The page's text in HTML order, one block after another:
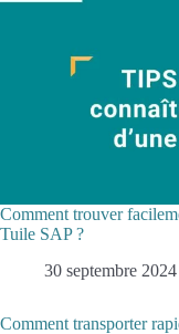
Comment trouver
Tuile SAP ?
30 septembre 2024
Comment transporter